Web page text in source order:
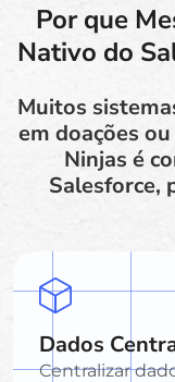
Por que
Nativo do
Muitos
em doações
Ninjas é
Salesforce,
Dados
Centralizar